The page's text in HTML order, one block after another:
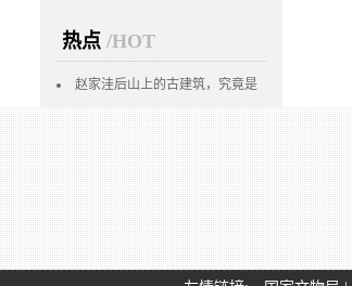
热点/HOT
赵家洼后山上的古建筑，究竟是
白云观还是白云寺？